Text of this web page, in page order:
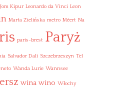
Jom Kipur Leonardo da Vinci Leon
Marta Zielińska metro Méert Na
paris-brest Paryż
Salvador Dalí Szczebrzeszyn Tel
Wanda Lurie Wannsee
wina wino Włochy